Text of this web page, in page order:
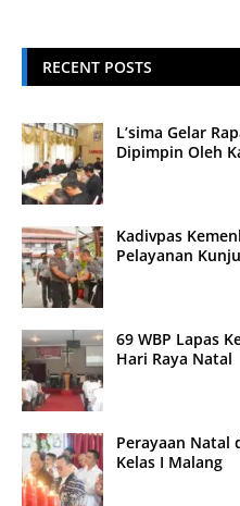
RECENT POSTS
L’sima Gelar
Dipimpin Oleh
Kadivpas
Pelayanan
69 WBP Lapas
Hari Raya Natal
Perayaan Natal
Kelas I Malang